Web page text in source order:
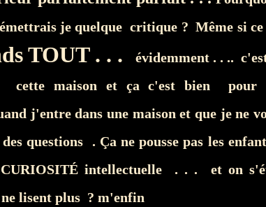
je quelque critique ? Même si ce
TOUT . . .
évidemment . . ..
cette maison et ça c'est bien
j'entre dans une maison et que je ne
questions . Ça ne pousse pas les
CURIOSITÉ intellectuelle . . . et on
ne lisent plus ? m'enfin